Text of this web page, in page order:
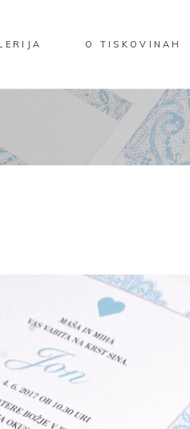
O TISKOVINAH